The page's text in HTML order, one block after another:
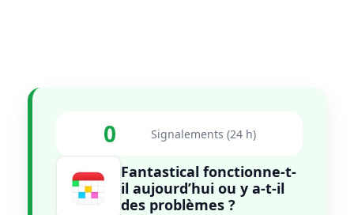
0 Signalements (24 h)
Fantastical fonctionne-t-
il aujourd’hui ou y a-t-il
des problèmes ?